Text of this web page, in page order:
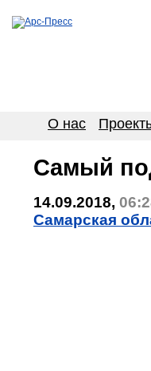
О нас
Самый
14.09.2018,
Самарская